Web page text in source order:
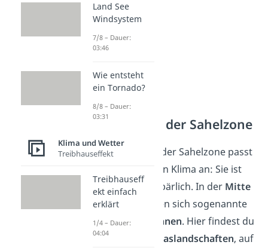
Vegetation in der Sahelzone
DieVegetation
in der Sahelzone passt
sich dem trockenen Klima an: Sie ist
deshalb äußerst spärlich. In der Mitte
des Sahels
befinden sich sogenannte
Dornstrauchsavannen. Hier findest du
vor allem karge
Graslandschaften, auf
Land See
Windsystem
7/8 – Dauer:
03:46
Wie entsteht
ein Tornado?
8/8 – Dauer:
03:31
Klima und Wetter
Treibhauseffekt
Treibhauseff
ekt einfach
erklärt
1/4 – Dauer:
04:04